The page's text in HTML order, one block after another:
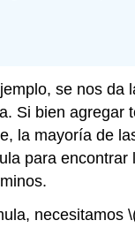
se nos da
Si bien agregar
la mayoría de
para encontrar
necesitamos